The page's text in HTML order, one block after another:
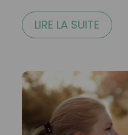
LIRE LA SUITE